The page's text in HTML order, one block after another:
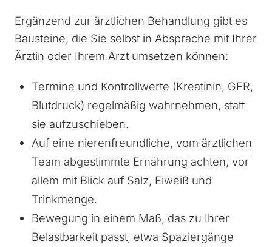
Ergänzend zur ärztlichen Behandlung gibt es
Bausteine, die Sie selbst in Absprache mit Ihrer
Ärztin oder Ihrem Arzt umsetzen können:
Termine und Kontrollwerte (Kreatinin, GFR,
Blutdruck) regelmäßig wahrnehmen, statt
sie aufzuschieben.
Auf eine nierenfreundliche, vom ärztlichen
Team abgestimmte Ernährung achten, vor
allem mit Blick auf Salz, Eiweiß und
Trinkmenge.
Bewegung in einem Maß, das zu Ihrer
Belastbarkeit passt, etwa Spaziergänge